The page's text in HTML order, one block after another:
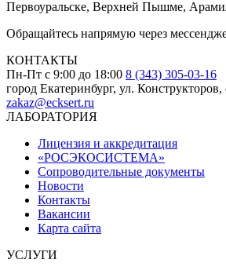
Первоуральске, Верхней Пышме,
Обращайтесь напрямую через
КОНТАКТЫ
Пн-Пт с 9:00 до 18:00 8 (343) 305-03-16
город Екатеринбург, ул.
zakaz@ecksert.ru
ЛАБОРАТОРИЯ
Лицензия и аккредитация
«РОСЭКОСИСТЕМА»
Сопроводительные документы
Новости
Контакты
Вакансии
Карта сайта
УСЛУГИ